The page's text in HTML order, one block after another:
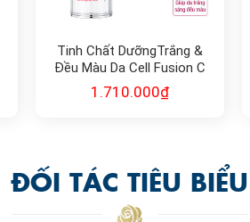
Tinh Chất DưỡngTrắng &
Đều Màu Da Cell Fusion C
Expert WhiteCure Vta.CEB12
Effector
1.710.000₫
ĐỐI TÁC TIÊU BIỂU